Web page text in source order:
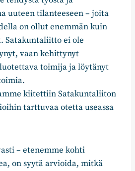
uuteen tilanteeseen – joita
on ollut enemmän kuin
Satakuntaliitto ei ole
vaan kehittynyt
toimija ja löytänyt
kiitettiin Satakuntaliiton
tarttuvaa otetta useassa
– etenemme kohti
on syytä arvioida, mitkä